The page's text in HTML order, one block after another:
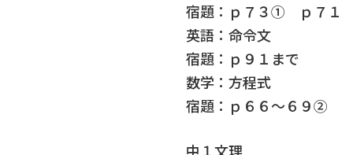
宿題：ｐ７３① ｐ７
英語：命令文
宿題：ｐ９１まで
数学：方程式
宿題：ｐ６６～６９②
中１文理